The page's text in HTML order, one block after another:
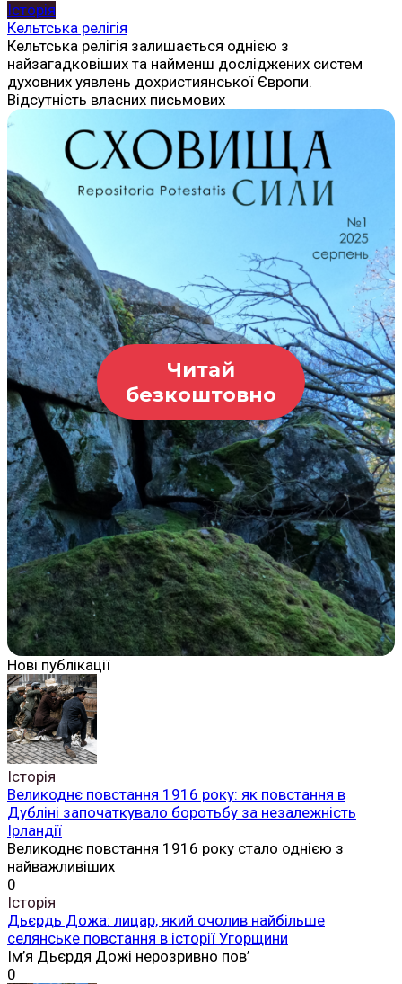
Історія
Кельтська релігія
Кельтська релігія залишається однією з
найзагадковіших та найменш досліджених систем
духовних уявлень дохристиянської Європи.
Відсутність власних письмових
Читай
безкоштовно
Нові публікації
Історія
Великоднє повстання 1916 року: як повстання в
Дубліні започаткувало боротьбу за незалежність
Ірландії
Великоднє повстання 1916 року стало однією з
найважливіших
0
Історія
Дьєрдь Дожа: лицар, який очолив найбільше
селянське повстання в історії Угорщини
Ім’я Дьєрдя Дожі нерозривно пов’
0